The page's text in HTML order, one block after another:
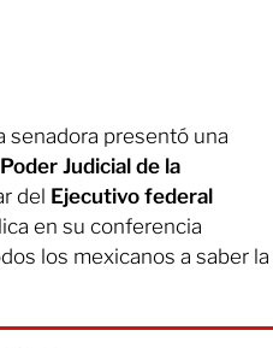
senadora presentó una
Poder Judicial de la
del Ejecutivo federal
en su conferencia
los mexicanos a saber la